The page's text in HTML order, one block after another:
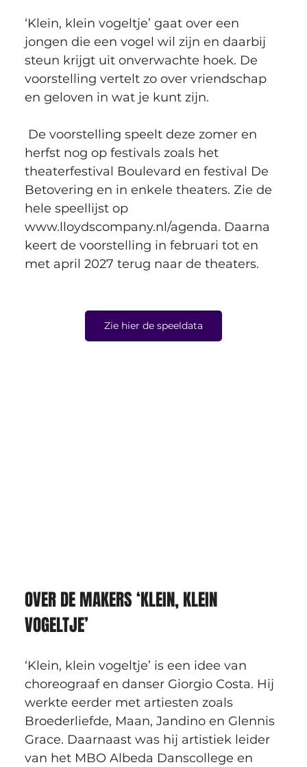
‘Klein, klein vogeltje’ gaat over een
jongen die een vogel wil zijn en daarbij
steun krijgt uit onverwachte hoek. De
voorstelling vertelt zo over vriendschap
en geloven in wat je kunt zijn.
herfst nog op festivals zoals het
theaterfestival Boulevard en festival De
Betovering en in enkele theaters. Zie de
hele speellijst op
www.lloydscompany.nl/agenda. Daarna
keert de voorstelling in februari tot en
met april 2027 terug naar de theaters.
Zie hier de speeldata
OVER DE MAKERS ‘KLEIN, KLEIN
VOGELTJE’
‘Klein, klein vogeltje’ is een idee van
choreograaf en danser Giorgio Costa. Hij
werkte eerder met artiesten zoals
Broederliefde, Maan, Jandino en Glennis
Grace. Daarnaast was hij artistiek leider
van het MBO Albeda Danscollege en